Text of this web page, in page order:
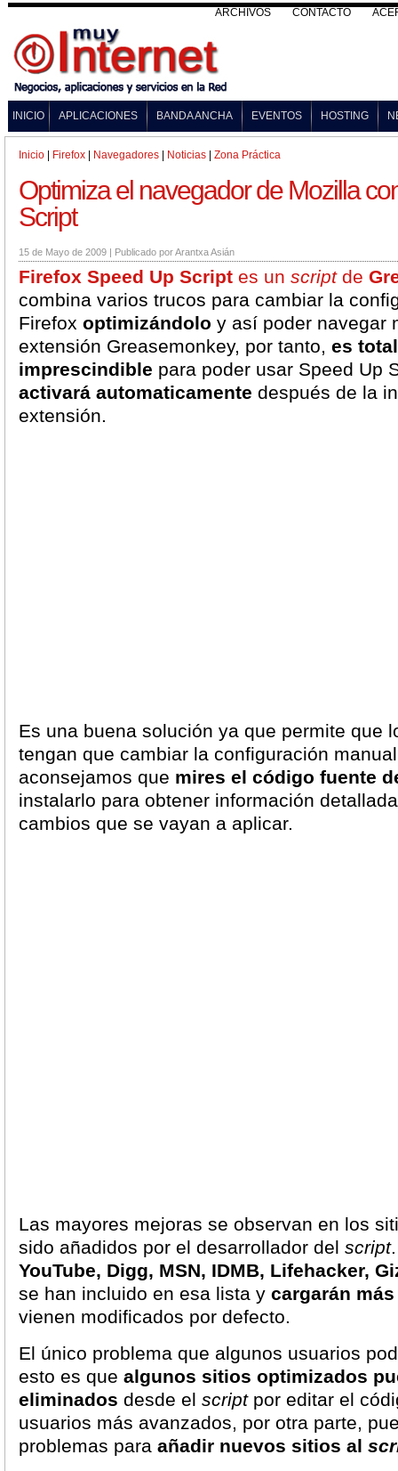
ARCHIVOS CONTACTO
INICIO APLICACIONES BANDA ANCHA EVENTOS HOSTING
Inicio Firefox Navegadores Noticias Zona Práctica
Optimiza el navegador de Mozilla
Script
15 de Mayo de 2009 | Publicado porArantxa Asián
Firefox Speed Up Script es un scriptde
combina varios trucos para cambiar la
Firefox optimizándolo y así poder navegar
extensión Greasemonkey, por tanto, es
imprescindible para poder usar Speed Up
activará automaticamente después de la
extensión.
Es una buena solución ya que permite que
tengan que cambiar la configuración
aconsejamos que mires el código fuente
instalarlo para obtener información
cambios que se vayan a aplicar.
Las mayores mejoras se observan en los
sido añadidos por el desarrollador del script
YouTube, Digg, MSN, IDMB, Lifehacker,
se han incluido en esa lista y cargarán
vienen modificados por defecto.
El único problema que algunos usuarios
esto es que algunos sitios optimizados
eliminados desde el scriptpor editar el
usuarios más avanzados, por otra parte,
problemas para añadir nuevos sitios al